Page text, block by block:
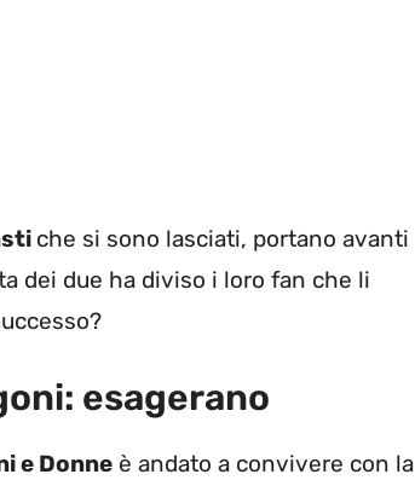
che si sono lasciati, portano avanti
dei due ha diviso i loro fan che li
esagerano
e Donne è andato a convivere con la